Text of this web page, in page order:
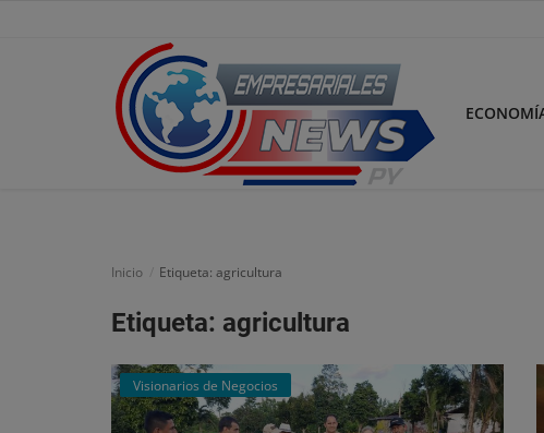
Inicio Etiqueta: agricultura
Etiqueta: agricultura
Visionarios de Negocios